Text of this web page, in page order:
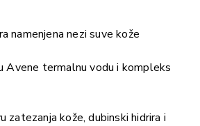
namenjena nezi suve kože
Avene termalnu vodu i kompleks
zatezanja kože, dubinski hidrira i